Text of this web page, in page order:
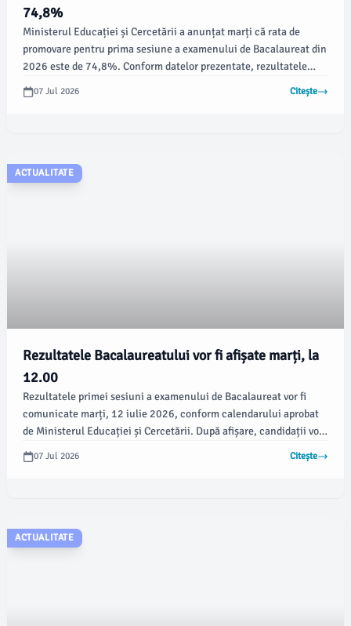
74,8%
Ministerul Educației și Cercetării a anunțat marți că rata de
promovare pentru prima sesiune a examenului de Bacalaureat din
2026 este de 74,8%. Conform datelor prezentate, rezultatele
obținute la probele scrise din sesiunea iunie – iulie au fost făcute
publice atât pe pagina web dedicată, cât și în centrele de examen.
07 Jul 2026 Citește
ACTUALITATE
Rezultatele Bacalaureatului vor fi afișate marți, la
12.00
Rezultatele primei sesiuni a examenului de Bacalaureat vor fi
comunicate marți, 12 iulie 2026, conform calendarului aprobat
de Ministerul Educației și Cercetării. După afișare, candidații vor
avea posibilitatea de a solicita vizualizarea lucrărilor proprii și de
a formula contestații, conform procedurii stabilite de Comisia
07 Jul 2026 Citește
ACTUALITATE